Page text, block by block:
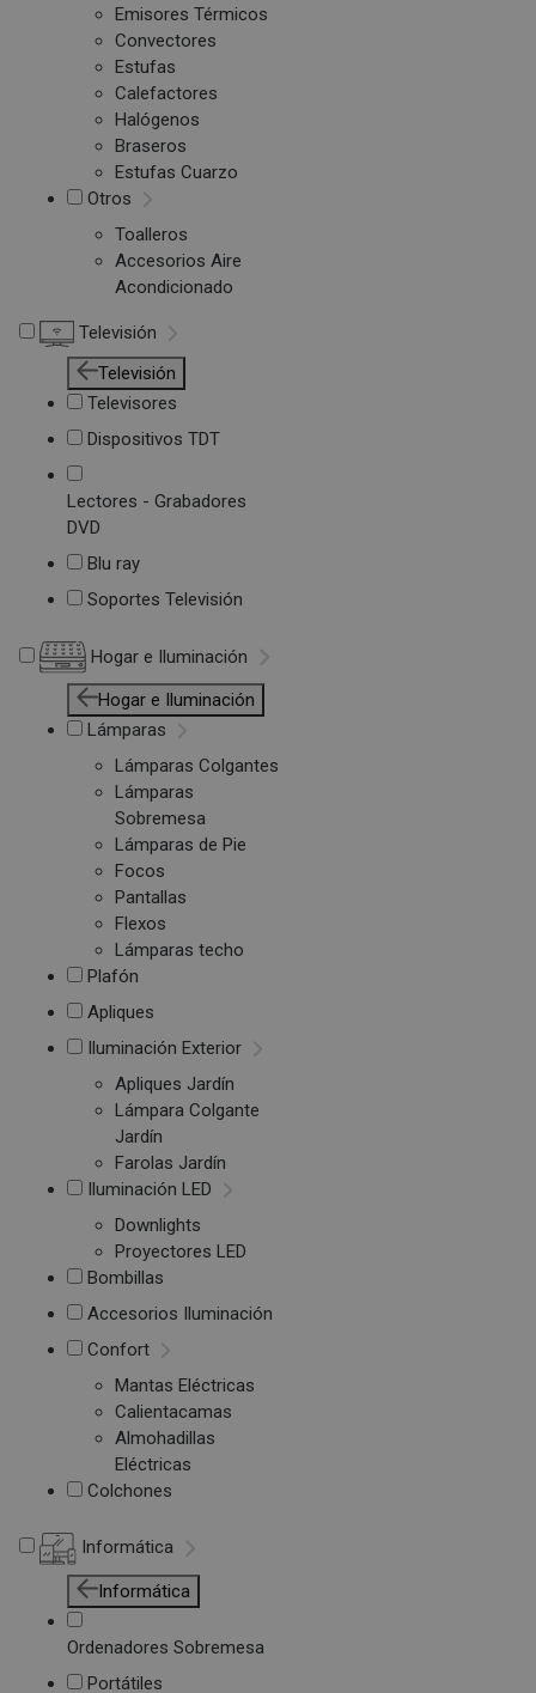
Emisores Térmicos
Convectores
Estufas
Calefactores
Halógenos
Braseros
Estufas Cuarzo
Otros
Toalleros
Accesorios Aire
Acondicionado
Televisión
Televisión
Televisores
Dispositivos TDT
Lectores - Grabadores
DVD
Blu ray
Soportes Televisión
Hogar e Iluminación
Hogar e Iluminación
Lámparas
Lámparas Colgantes
Lámparas
Sobremesa
Lámparas de Pie
Focos
Pantallas
Flexos
Lámparas techo
Plafón
Apliques
Iluminación Exterior
Apliques Jardín
Lámpara Colgante
Jardín
Farolas Jardín
Iluminación LED
Downlights
Proyectores LED
Bombillas
Accesorios Iluminación
Confort
Mantas Eléctricas
Calientacamas
Almohadillas
Eléctricas
Colchones
Informática
Informática
Ordenadores Sobremesa
Portátiles